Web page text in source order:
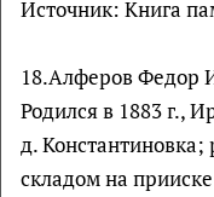
Источник: Книга
18.Алферов Федор
Родился в 1883 г.,
д.
складом на